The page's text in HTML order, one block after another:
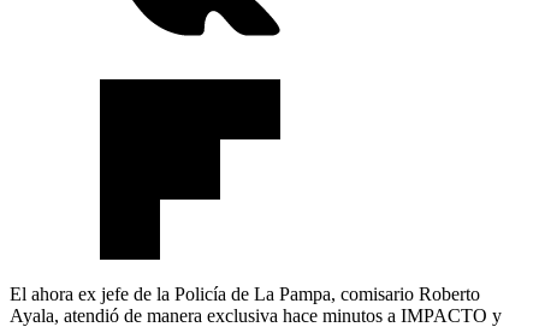
El ahora ex jefe de la Policía de La Pampa, comisario Roberto
Ayala, atendió de manera exclusiva hace minutos a IMPACTO y